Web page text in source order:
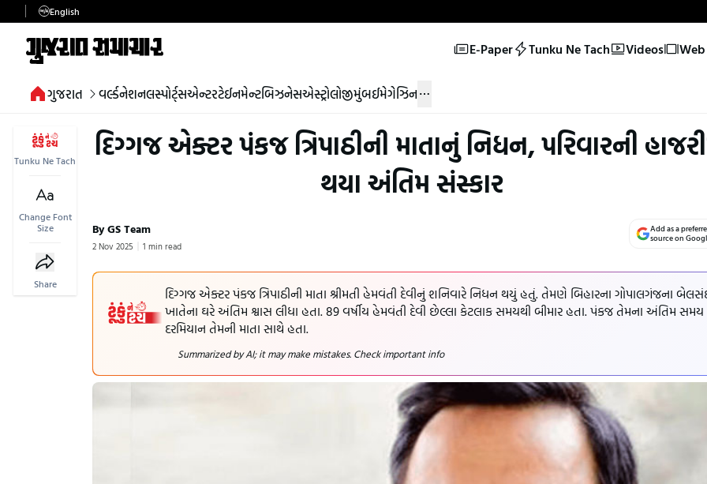
English
E-Paper Tunku Ne Tach Videos
ગુજરાત વર્લ્ડનેશનલસ્પોર્ટ્સએન્ટરટેઈનમેન્ટબિઝનેસએસ્ટ્રોલોજીમુંબઈમેગેઝિન
Tunku Ne Tach
Change Font
Size
Share
દિગ્ગજ એક્ટર પંકજ ત્રિપાઠીની માતાનું નિધન, પરિવારની
થયા અંતિમ સંસ્કાર
By GS Team
2 Nov 2025 1 min read
Add as a
source on
દિગ્ગજ એક્ટર પંકજ ત્રિપાઠીની માતા શ્રીમતી હેમવંતી દેવીનું શનિવારે નિધન થયું હતું. તેમણે બિહારના ગોપાલગંજના
ખાતેના ઘરે અંતિમ શ્વાસ લીધા હતા. 89 વર્ષીય હેમવંતી દેવી છેલ્લા કેટલાક સમયથી બીમાર હતા. પંકજ તેમના અંતિમ સમય
દરમિયાન તેમની માતા સાથે હતા.
Summarized by AI; it may make mistakes. Check important info